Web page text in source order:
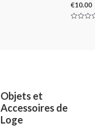
€10.00
Objets et
Accessoires de
Loge